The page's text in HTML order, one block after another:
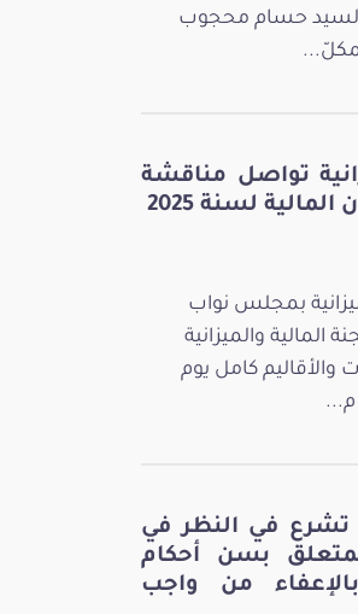
السيد حسام محجوب
تواصل مناقشة
لسنة 2025
بمجلس نواب
والميزانية
كامل يوم
تشرع في النظر في
بسن أحكام
من واجب